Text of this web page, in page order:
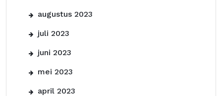
augustus 2023
juli 2023
juni 2023
mei 2023
april 2023